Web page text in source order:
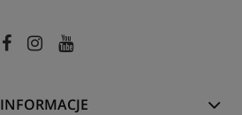
INFORMACJE